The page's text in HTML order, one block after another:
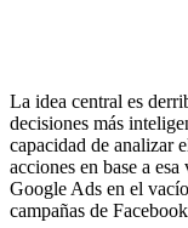
La idea central es
decisiones más
capacidad de analizar
acciones en base a
Google Ads en el
campañas de